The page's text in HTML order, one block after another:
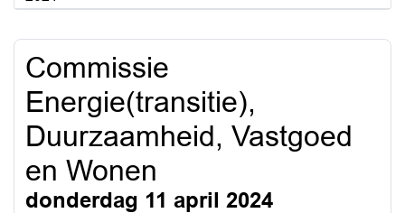
Commissie
Energie(transitie),
Duurzaamheid, Vastgoed
en Wonen
donderdag 11 april 2024